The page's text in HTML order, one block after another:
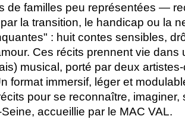
de familles peu représentées —
la transition, le handicap ou la
: huit contes sensibles,
Ces récits prennent vie
musical, porté par deux
format immersif, léger et
pour se reconnaître, imaginer,
accueillie par le MAC VAL.